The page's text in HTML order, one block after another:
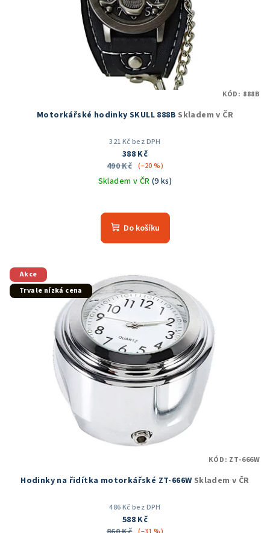
Motorkářské hodinky SKULL 888B Skladem v ČR
321 Kč bez DPH
388 Kč
490 Kč (–20 %)
Skladem v ČR (9 ks)
hodnocení
produktu
5
hvězdiček.
Do košíku
KÓD: 888B
Akce
Trvale nízká cena
Hodinky na řidítka motorkářské ZT-666W Skladem v ČR
486 Kč bez DPH
588 Kč
KÓD: ZT-666W